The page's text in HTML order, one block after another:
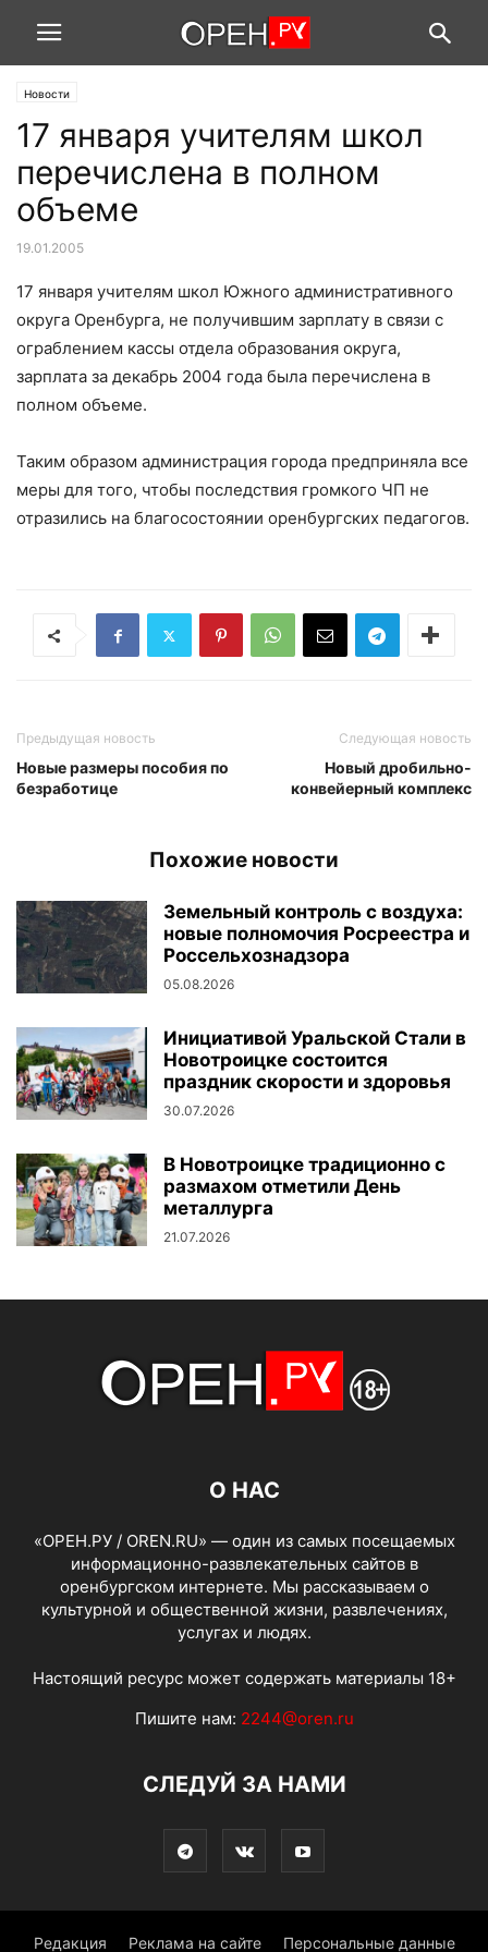
Новости
17 января учителям школ
перечислена в полном
объеме
19.01.2005
17 января учителям школ Южного административного
округа Оренбурга, не получившим зарплату в связи с
ограблением кассы отдела образования округа,
зарплата за декабрь 2004 года была перечислена в
полном объеме.
Таким образом администрация города предприняла все
меры для того, чтобы последствия громкого ЧП не
отразились на благосостоянии оренбургских педагогов.
Предыдущая новость
Новые размеры пособия по
безработице
Следующая новость
Новый дробильно-
конвейерный комплекс
Похожие новости
Земельный контроль с воздуха:
новые полномочия Росреестра и
Россельхознадзора
05.08.2026
Инициативой Уральской Стали в
Новотроицке состоится
праздник скорости и здоровья
30.07.2026
В Новотроицке традиционно с
размахом отметили День
металлурга
21.07.2026
О НАС
«ОРЕН.РУ / OREN.RU» — один из самых посещаемых
информационно-развлекательных сайтов в
оренбургском интернете. Мы рассказываем о
культурной и общественной жизни, развлечениях,
услугах и людях.
Настоящий ресурс может содержать материалы 18+
Пишите нам: 2244@oren.ru
СЛЕДУЙ ЗА НАМИ
Редакция Реклама на сайте Персональные данные